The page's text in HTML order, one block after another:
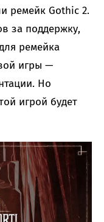
ремейк Gothic 2.
за поддержку,
ремейка
игры —
Но
игрой будет